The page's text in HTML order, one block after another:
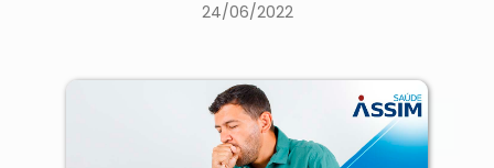
24/06/2022